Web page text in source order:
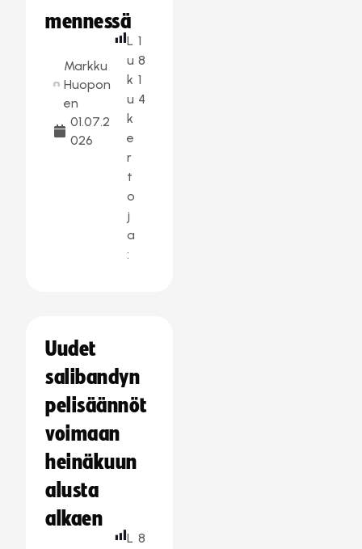
mennessä
Markku
Huopon
en
01.07.2
026
L
u
k
u
k
e
r
t
o
j
a
:
1
8
1
4
Uudet
salibandyn
pelisäännöt
voimaan
heinäkuun
alusta
alkaen
L 8